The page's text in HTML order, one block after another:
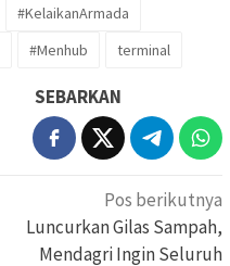
#KelaikanArmada
#Menhub terminal
SEBARKAN
Pos berikutnya
Luncurkan Gilas Sampah,
Mendagri Ingin Seluruh